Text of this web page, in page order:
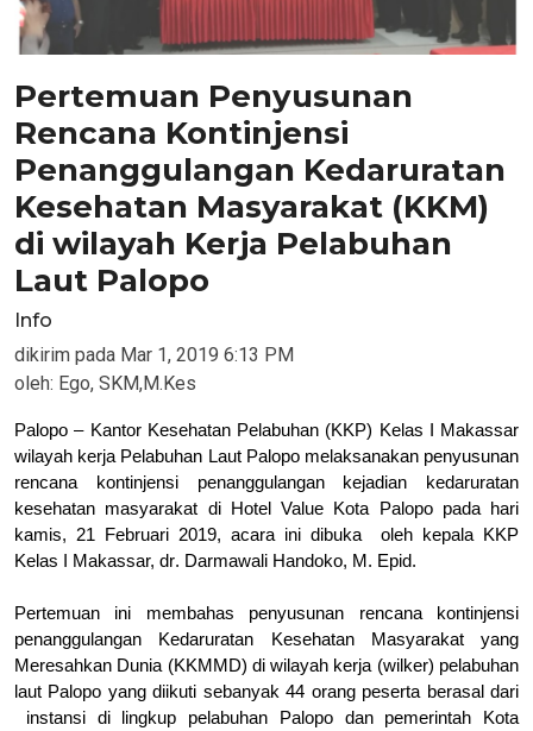
Pertemuan Penyusunan
Rencana Kontinjensi
Penanggulangan Kedaruratan
Kesehatan Masyarakat (KKM)
di wilayah Kerja Pelabuhan
Laut Palopo
Info
dikirim pada Mar 1, 2019 6:13 PM
oleh: Ego, SKM,M.Kes
Palopo – Kantor Kesehatan Pelabuhan (KKP) Kelas I Makassar
wilayah kerja Pelabuhan Laut Palopo melaksanakan penyusunan
rencana kontinjensi penanggulangan kejadian kedaruratan
kesehatan masyarakat di Hotel Value Kota Palopo pada hari
kamis, 21 Februari 2019, acara ini dibuka oleh kepala KKP
Kelas I Makassar, dr. Darmawali Handoko, M. Epid.
Pertemuan ini membahas penyusunan rencana kontinjensi
penanggulangan Kedaruratan KesehatanMasyarakatyang
Meresahkan Dunia (KKMMD) di wilayah kerja (wilker) pelabuhan
laut Palopo yang diikuti sebanyak44 orang peserta berasal dari
instansidilingkup pelabuhan Palopo dan pemerintah Kota